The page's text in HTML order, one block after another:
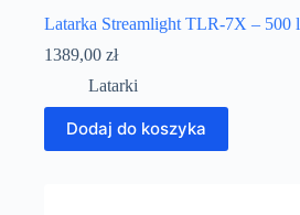
Latarka Streamlight TLR-7X – 500
1389,00 zł
Latarki
Dodaj do koszyka